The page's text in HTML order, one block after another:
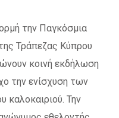
την Παγκόσμια
Τράπεζας Κύπρου
κοινή εκδήλωση
την ενίσχυση των
καλοκαιριού. Την